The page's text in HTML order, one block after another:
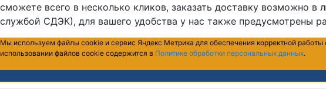
сможете всего в несколько кликов, заказать доставку возможно
службой СДЭК), для вашего удобства у нас также предусмотрены
Мы используем файлы cookie и сервис Яндекс Метрика для обеспечения корректной
использовании файлов cookie содержится в Политике обработки персональных данных.